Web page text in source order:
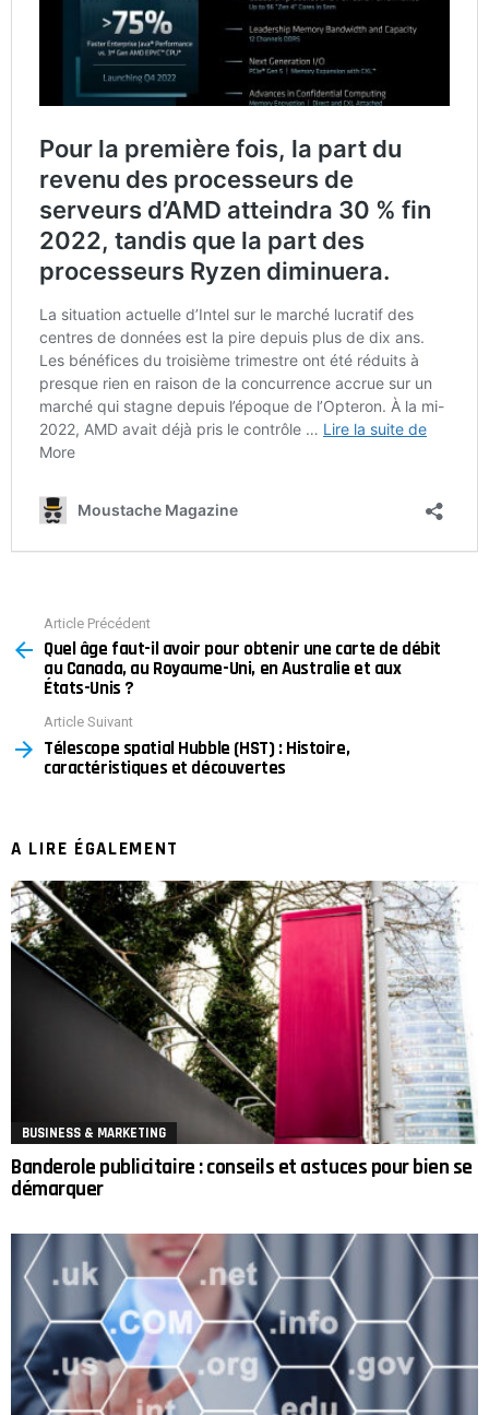
more
Article Précédent
Quel âge faut-il avoir pour obtenir une carte de débit
au Canada, au Royaume-Uni, en Australie et aux
États-Unis ?
Article Suivant
Télescope spatial Hubble (HST) : Histoire,
caractéristiques et découvertes
A LIRE ÉGALEMENT
BUSINESS & MARKETING
Banderole publicitaire : conseils et astuces pour bien se
démarquer